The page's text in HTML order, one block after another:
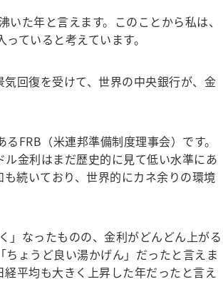
た年と言えます。このことから私は、
ていると考えています。
回復を受けて、世界の中央銀行が、金
FRB（米連邦準備制度理事会）です。
金利はまだ歴史的に見て低い水準にあ
続いており、世界的にカネ余りの環境
なったものの、金利がどんどん上がる
ょうど良い湯かげん」だったと言えま
平均も大きく上昇した年だったと言え